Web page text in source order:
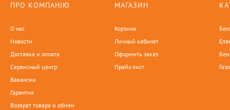
ПРО КОМПАНІЮ
О нас
Новости
Доставка и оплата
Сервисный центр
Вакансии
Гарантия
Возврат товара и обмен
МАГАЗИН
Корзина
Личный кабинет
Оформить заказ
Прайс-лист